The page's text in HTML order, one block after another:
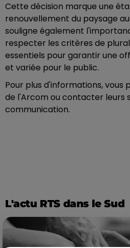
Cette décision marque une
renouvellement du paysage
souligne également
respecter les critères de
essentiels pour garantir une
et variée pour le public.
Pour plus d'informations, vous
de l'Arcom ou contacter leurs
communication.
L'actu RTS dans le Sud